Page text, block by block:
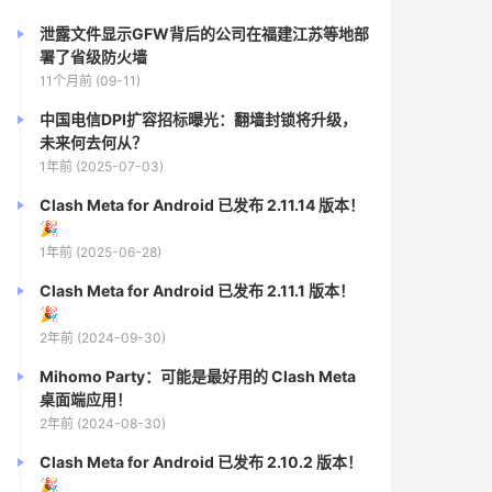
泄露文件显示GFW背后的公司在福建江苏等地部
署了省级防火墙
11个月前 (09-11)
中国电信DPI扩容招标曝光：翻墙封锁将升级，
未来何去何从？
1年前 (2025-07-03)
Clash Meta for Android 已发布 2.11.14 版本！
🎉
1年前 (2025-06-28)
Clash Meta for Android 已发布 2.11.1 版本！
🎉
2年前 (2024-09-30)
Mihomo Party：可能是最好用的 Clash Meta
桌面端应用！
2年前 (2024-08-30)
Clash Meta for Android 已发布 2.10.2 版本！
🎉